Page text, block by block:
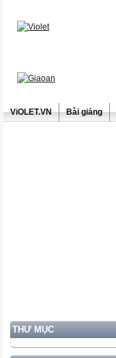
ViOLET.VN Bài giảng
THƯ MỤC